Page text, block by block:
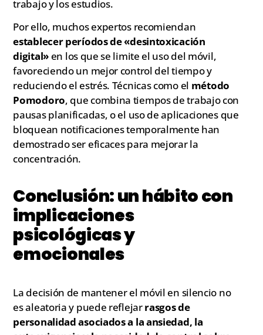
trabajo y los estudios.
Por ello, muchos expertos recomiendan
establecer períodos de «desintoxicación
digital» en los que se limite el uso del móvil,
favoreciendo un mejor control del tiempo y
reduciendo el estrés. Técnicas como el método
Pomodoro, que combina tiempos de trabajo con
pausas planificadas, o el uso de aplicaciones que
bloquean notificaciones temporalmente han
demostrado ser eficaces para mejorar la
concentración.
Conclusión: un hábito con
implicaciones
psicológicas y
emocionales
La decisión de mantener el móvil en silencio no
es aleatoria y puede reflejarrasgos de
personalidad asociados a la ansiedad, la